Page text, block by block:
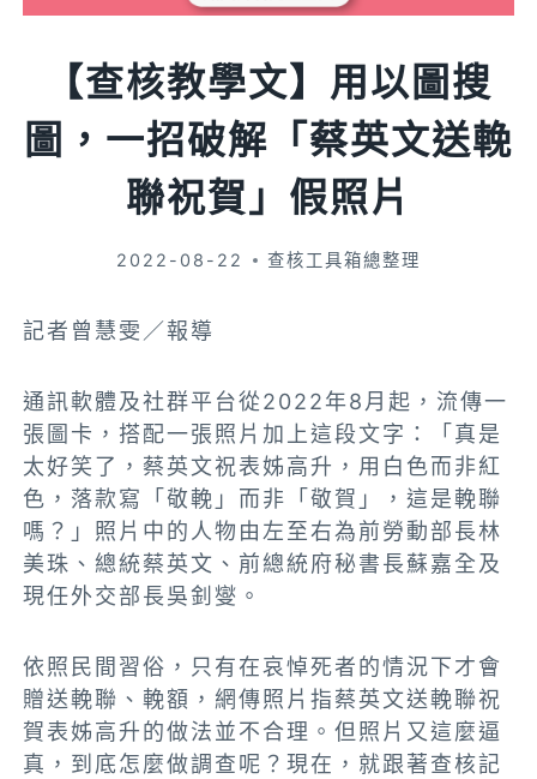
【查核教學文】用以圖搜
圖，一招破解「蔡英文送輓
聯祝賀」假照片
2022-08-22 查核工具箱總整理
記者曾慧雯／報導
通訊軟體及社群平台從2022年8月起，流傳一
張圖卡，搭配一張照片加上這段文字：「真是
太好笑了，蔡英文祝表姊高升，用白色而非紅
色，落款寫「敬輓」而非「敬賀」，這是輓聯
嗎？」照片中的人物由左至右為前勞動部長林
美珠、總統蔡英文、前總統府秘書長蘇嘉全及
現任外交部長吳釗燮。
依照民間習俗，只有在哀悼死者的情況下才會
贈送輓聯、輓額，網傳照片指蔡英文送輓聯祝
賀表姊高升的做法並不合理。但照片又這麼逼
真，到底怎麼做調查呢？現在，就跟著查核記